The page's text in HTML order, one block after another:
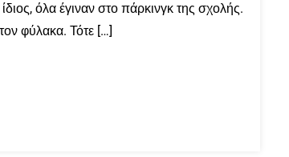
όλα έγιναν στο πάρκινγκ της σχολής.
φύλακα. Τότε […]